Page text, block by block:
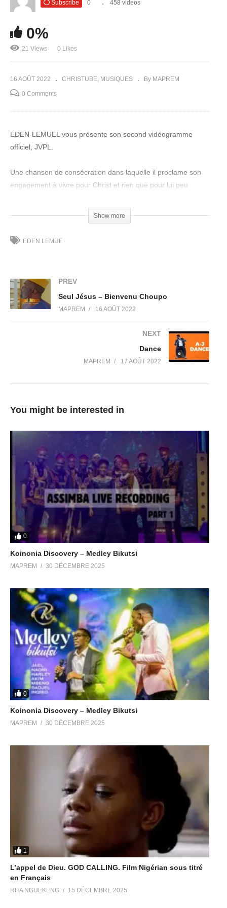
Subscribe 0 458 videos
0%
21 Views 0 Likes
16 AOÛT 2022 CHRISTUBE MUSIQUES By MAPREM
0 Comments
EDEN-LEMUEL vous présente son second vidéogramme
officiel, JVPL.
Une chanson de consécration dans laquelle il proclame son
engagement à vivre pour Christ et rien que pour lui peu
ce que le Seigneur est pour lui et fait pour lui.
Tu es appelé à vivre pour ton créateur et sauveur, et rien ni
personne ne doit t’en empêcher.
Beat Maker Sir Eker & Tyy Rold
Sound Mix & Mastering : Re Studio (Mister Ray)
EDEN-LEMUEL Copyright 2021
Show more
EDEN LEMUE
PREV
Seul Jésus – Bienvenu Choupo
MAPREM 16 AOÛT 2022
NEXT
Dance
MAPREM 17 AOÛT 2022
You might be interested in
0
Koinonia Discovery – Medley Bikutsi
MAPREM 30 DÉCEMBRE 2025
0
Koinonia Discovery – Medley Bikutsi
MAPREM 30 DÉCEMBRE 2025
1
L’appel de Dieu. GOD CALLING. Film Nigérian sous titré
en Français
RITA NGUEKENG 15 DÉCEMBRE 2025